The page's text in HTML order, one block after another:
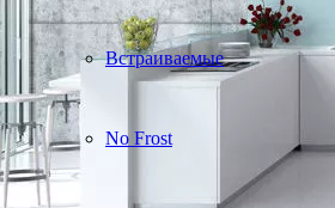
Встраиваемые
No Frost